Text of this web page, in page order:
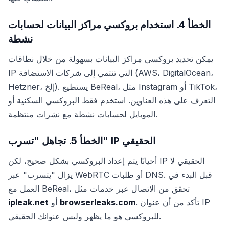
الخطأ 4. استخدام بروكسي مراكز البيانات لحسابات
نشطة
يمكن تحديد بروكسي مراكز البيانات بسهولة من خلال نطاقات
IP التي تنتمي إلى شركات الاستضافة (AWS، DigitalOcean،
Hetzner، إلخ). يستطيع BeReal، مثل Instagram أو TikTok،
التعرف على هذه العناوين. استخدم فقط البروكسي السكنية أو
الموبايل لحسابات نشطة مع نشرات منتظمة.
الخطأ 5. تجاهل "تسرب" IP الحقيقي
أحيانًا يتم إعداد البروكسي بشكل صحيح، لكن IP الحقيقي لا
يزال "يتسرب" عبر WebRTC أو طلبات DNS. قبل البدء في
العمل مع BeReal، تحقق من الاتصال عبر خدمات مثل
ipleak.net
browserleaks.com. تأكد من أن عنوان IP
للبروكسي هو ما يظهر وليس عنوانك الحقيقي.